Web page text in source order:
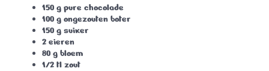
150 g pure chocolade
100 g ongezouten boter
150 g suiker
2 eieren
80 g bloem
1/2 tl zout